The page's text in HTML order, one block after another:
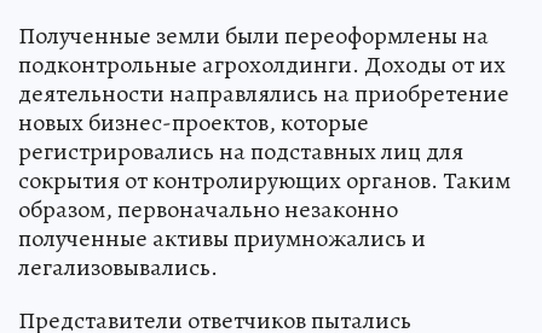
Полученные земли были переоформлены на
подконтрольные агрохолдинги. Доходы от их
деятельности направлялись на приобретение
новых бизнес-проектов, которые
регистрировались на подставных лиц для
сокрытия от контролирующих органов. Таким
образом, первоначально незаконно
полученные активы приумножались и
легализовывались.
Представители ответчиков пытались